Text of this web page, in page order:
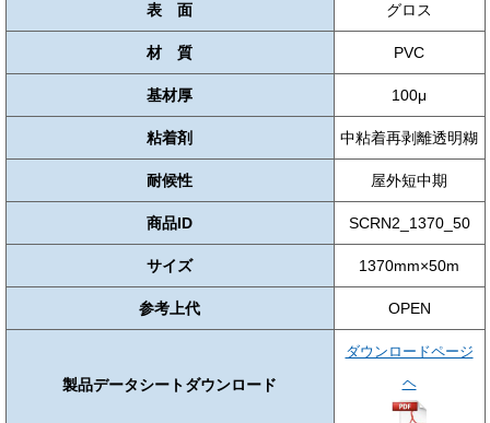
表 面 グロス
材 質 PVC
基材厚 100μ
粘着剤 中粘着再剥離透明糊
耐候性 屋外短中期
商品ID SCRN2_1370_50
サイズ 1370mm×50m
参考上代 OPEN
製品データシートダウンロード
ダウンロードページ
ヘ